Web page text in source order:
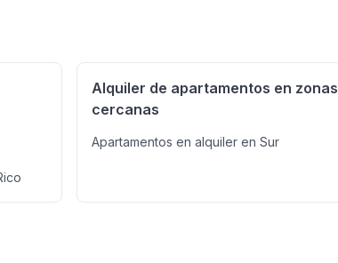
Alquiler de apartamentos en zonas
cercanas
Apartamentos en alquiler en Sur